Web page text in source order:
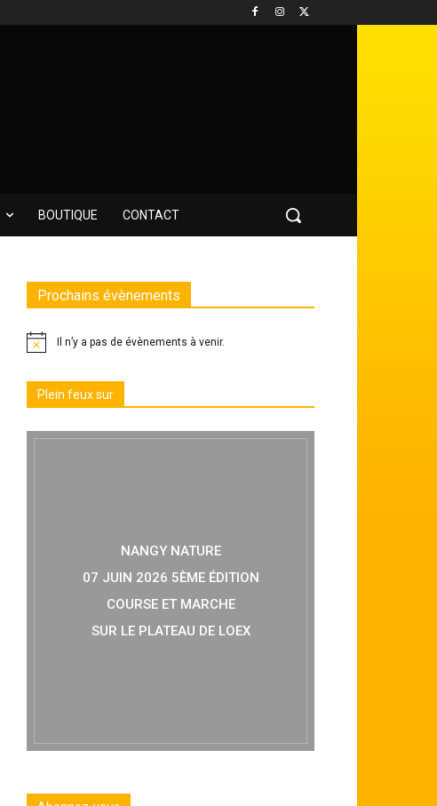
BOUTIQUE CONTACT
Prochains évènements
Il n’y a pas de évènements à venir.
Plein feux sur
NANGY NATURE
07 JUIN 2026 5ÈME ÉDITION
COURSE ET MARCHE
SUR LE PLATEAU DE LOEX